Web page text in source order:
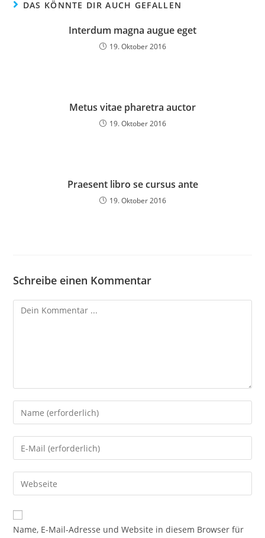
DAS KÖNNTE DIR AUCH GEFALLEN
Interdum magna augue eget
19. Oktober 2016
Metus vitae pharetra auctor
19. Oktober 2016
Praesent libro se cursus ante
19. Oktober 2016
Schreibe einen Kommentar
Name, E-Mail-Adresse und Website in diesem Browser für